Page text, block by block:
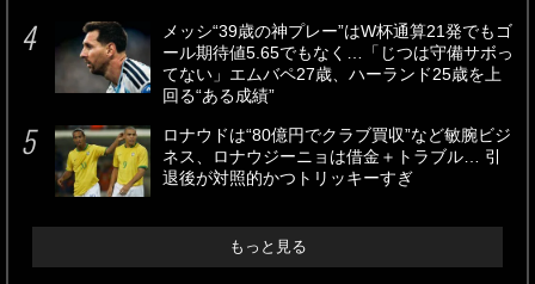
メッシ“39歳の神プレー”はW杯通算21発でもゴ
ール期待値5.65でもなく…「じつは守備サボっ
てない」エムバペ27歳、ハーランド25歳を上
回る“ある成績”
ロナウドは“80億円でクラブ買収”など敏腕ビジ
ネス、ロナウジーニョは借金＋トラブル… 引
退後が対照的かつトリッキーすぎ
もっと見る